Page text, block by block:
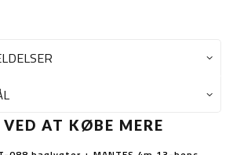
VED AT KØBE MERE